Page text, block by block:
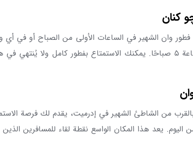
كنان
وان الشهير في الساعات الأولى من الصباح أو في
۵ صباحًا. يمكنك الاستمتاع بفطور كامل ولا يُنتهي في
من الشاطئ الشهير في إدرميت، يقدم لك فرصة
يعد هذا المكان الواسع نقطة لقاء للمسافرين